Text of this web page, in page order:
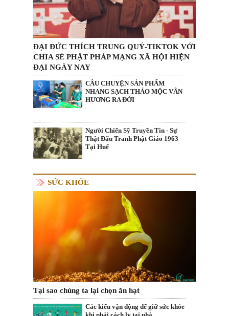
ĐẠI ĐỨC THÍCH TRUNG QUÝ-TIKTOK VỚI
CHIA SẺ PHẬT PHÁP MẠNG XÃ HỘI HIỆN
ĐẠI NGÀY NAY
CÂU CHUYỆN SẢN PHẨM
NHANG SẠCH THẢO MỘC VÂN
HƯƠNG RA ĐỜI
Người Chiến Sỹ Truyền Tin - Sự
Thật Đấu Tranh Phật Giáo 1963
Tại Huế
SỨC KHỎE
Tại sao chúng ta lại chọn ăn hạt
Các kiểu vận động để giữ sức khỏe